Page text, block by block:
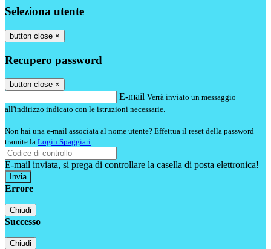
Seleziona utente
button close ×
Recupero password
button close ×
E-mail Verrà inviato un messaggio
all'indirizzo indicato con le istruzioni necessarie.
Non hai una e-mail associata al nome utente? Effettua il reset della password
tramite la Login Spaggiari
E-mail inviata, si prega di controllare la casella di posta elettronica!
Errore
Chiudi
Successo
Chiudi